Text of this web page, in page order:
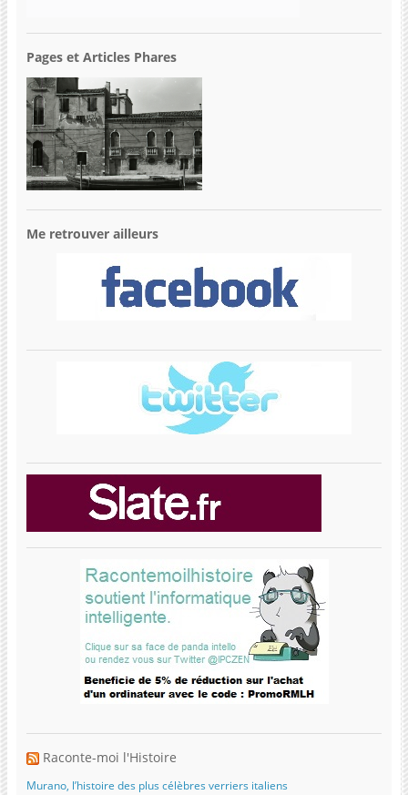
Pages et Articles Phares
Me retrouver ailleurs
Raconte-moi l'Histoire
Murano, l’histoire des plus célèbres verriers italiens